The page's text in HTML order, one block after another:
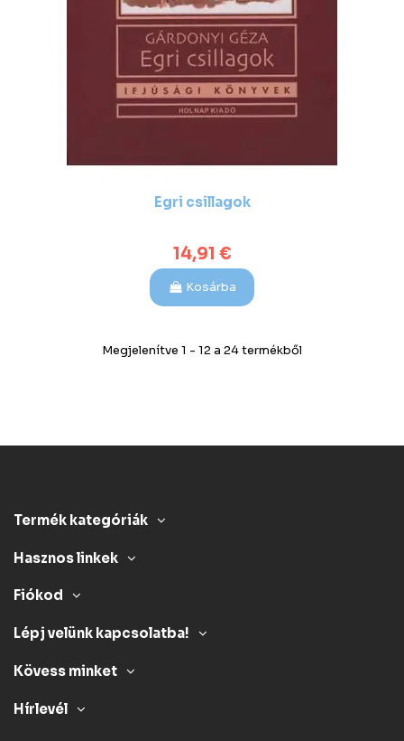
Egri csillagok
14,91 €
Kosárba
Megjelenítve 1 - 12 a 24 termékből
Termék kategóriák
Hasznos linkek
Fiókod
Lépj velünk kapcsolatba!
Kövess minket
Hírlevél